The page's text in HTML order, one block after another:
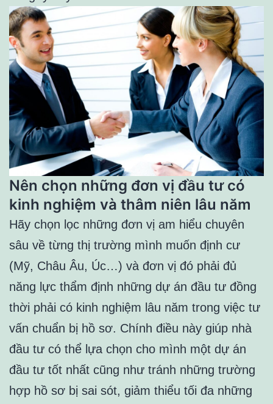
Nên chọn những đơn vị đầu tư có
kinh nghiệm và thâm niên lâu năm
Hãy chọn lọc những đơn vị am hiểu chuyên
sâu về từng thị trường mình muốn định cư
(Mỹ, Châu Âu, Úc…) và đơn vị đó phải đủ
năng lực thẩm định những dự án đầu tư đồng
thời phải có kinh nghiệm lâu năm trong việc tư
vấn chuẩn bị hồ sơ. Chính điều này giúp nhà
đầu tư có thể lựa chọn cho mình một dự án
đầu tư tốt nhất cũng như tránh những trường
hợp hồ sơ bị sai sót, giảm thiểu tối đa những